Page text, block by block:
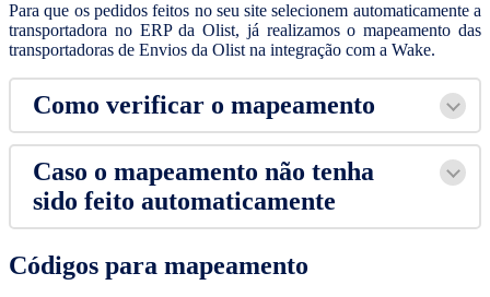
Para que os pedidos feitos no seu site selecionem automaticamente a
transportadora no ERP da Olist, já realizamos o mapeamento das
transportadoras de Envios da Olist na integração com a Wake.
Como verificar o mapeamento
Caso o mapeamento não tenha
sido feito automaticamente
Códigos para mapeamento